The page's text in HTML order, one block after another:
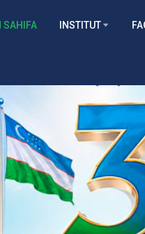
SAHIFA INSTITUT